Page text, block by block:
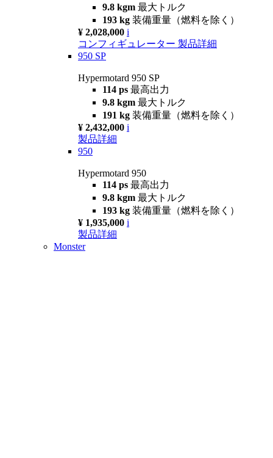
9.8 kgm 最大トルク
193 kg 装備重量（燃料を除く）
¥ 2,028,000 i
コンフィギュレーター 製品詳細
950 SP
Hypermotard 950 SP
114 ps 最高出力
9.8 kgm 最大トルク
191 kg 装備重量（燃料を除く）
¥ 2,432,000 i
製品詳細
950
Hypermotard 950
114 ps 最高出力
9.8 kgm 最大トルク
193 kg 装備重量（燃料を除く）
¥ 1,935,000 i
製品詳細
Monster